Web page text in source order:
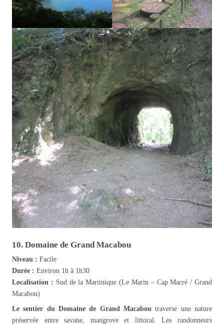
10. Domaine de Grand Macabou
Niveau : Facile
Durée : Environ 1h à 1h30
Localisation : Sud de la Martinique (Le Marin – Cap Macré / Grand
Macabou)
Le sentier du Domaine de Grand Macabou traverse une nature
préservée entre savane, mangrove et littoral. Les randonneurs